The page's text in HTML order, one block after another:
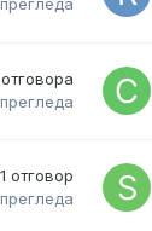
прегледа
отговора
прегледа
1 отговор
прегледа